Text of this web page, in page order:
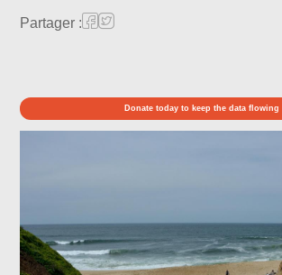
Partager :
Donate today to keep the data flowing